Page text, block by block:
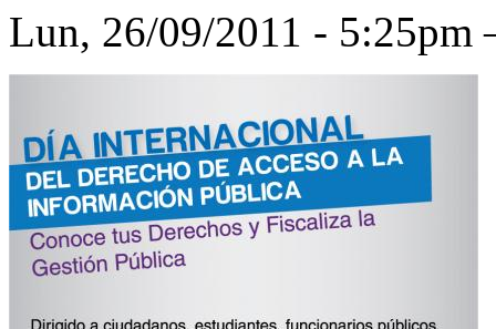
Lun, 26/09/2011 -